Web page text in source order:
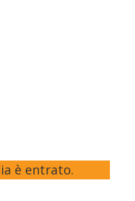
è entrato.